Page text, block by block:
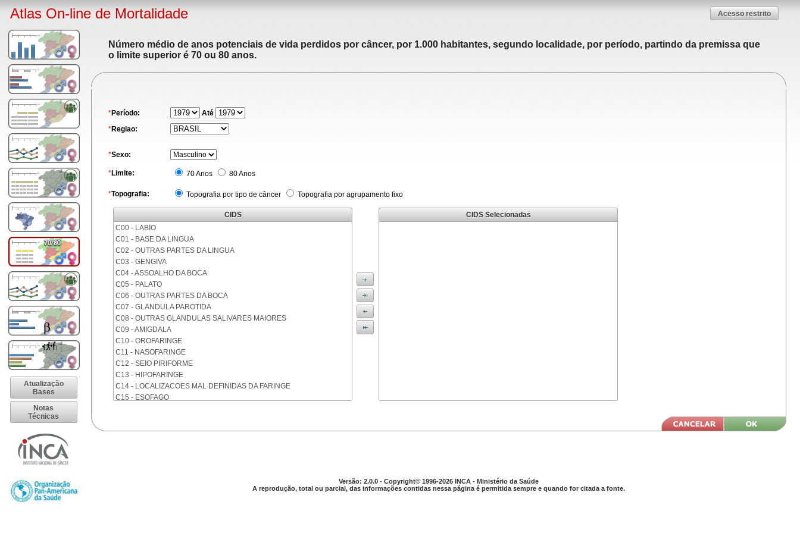
Atlas On-line de Mortalidade Acesso restrito
Atualização
Bases
Notas
Técnicas
Número médio de anos potenciais de vida perdidos por câncer, por 1.000 habitantes, segundo localidade, por período, partindo da premissa que
o limite superior é 70 ou 80 anos.
*Período:
Até
*Regiao:
*Sexo:
*Limite: 70 Anos 80 Anos
*Topografia: Topografia por tipo de câncer Topografia por agrupamento fixo
CIDS
C00 - LABIO
C01 - BASE DA LINGUA
C02 - OUTRAS PARTES DA LINGUA
C03 - GENGIVA
C04 - ASSOALHO DA BOCA
C05 - PALATO
C06 - OUTRAS PARTES DA BOCA
C07 - GLANDULA PAROTIDA
C08 - OUTRAS GLANDULAS SALIVARES MAIORES
C09 - AMIGDALA
C10 - OROFARINGE
C11 - NASOFARINGE
C12 - SEIO PIRIFORME
C13 - HIPOFARINGE
C14 - LOCALIZACOES MAL DEFINIDAS DA FARINGE
C15 - ESOFAGO
C18 - COLON
CIDS Selecionadas
Versão: 2.0.0 - Copyright© 1996-2026 INCA - Ministério da Saúde
A reprodução, total ou parcial, das informações contidas nessa página é permitida sempre e quando for citada a fonte.